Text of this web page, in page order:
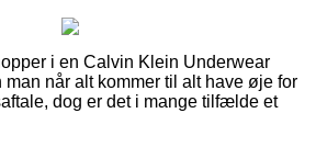
i en Calvin Klein Underwear
når alt kommer til alt have øje for
dog er det i mange tilfælde et